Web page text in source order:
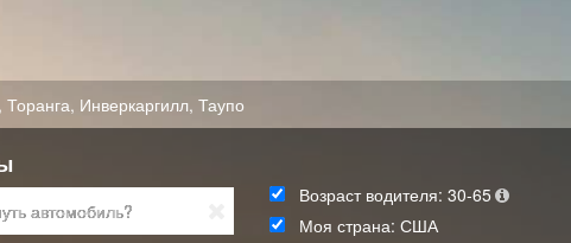
, Торанга, Инверкаргилл, Таупо
Возраст водителя:30-65
Моя страна:США